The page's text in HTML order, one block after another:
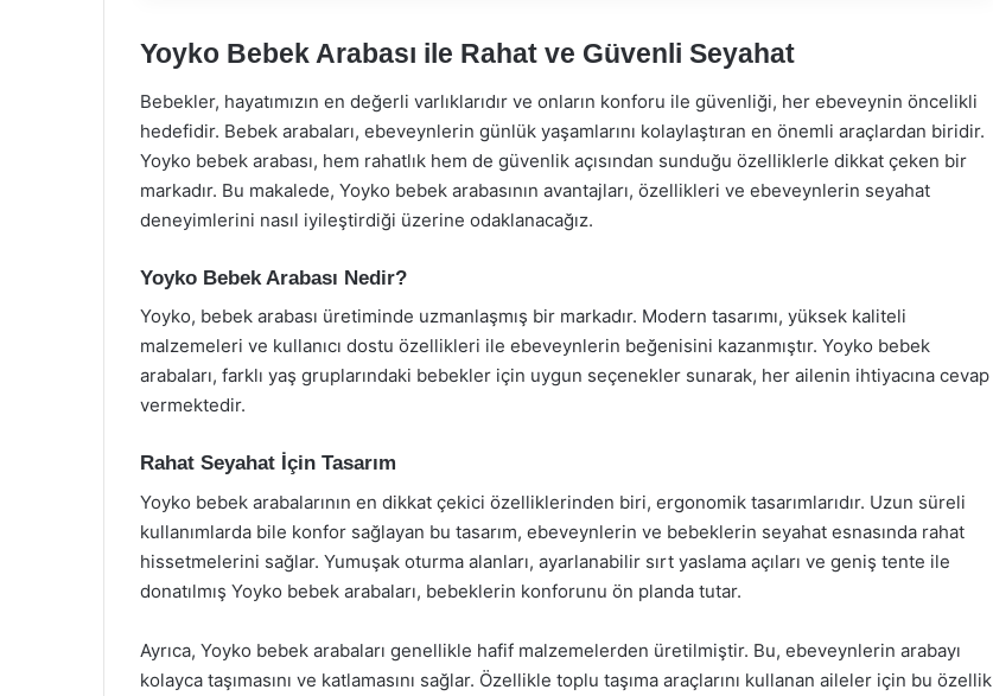
Yoyko Bebek Arabası ile Rahat ve Güvenli Seyahat
Bebekler, hayatımızın en değerli varlıklarıdır ve onların konforu ile güvenliği, her ebeveynin öncelikli
hedefidir. Bebek arabaları, ebeveynlerin günlük yaşamlarını kolaylaştıran en önemli araçlardan biridir.
Yoyko bebek arabası, hem rahatlık hem de güvenlik açısından sunduğu özelliklerle dikkat çeken bir
markadır. Bu makalede, Yoyko bebek arabasının avantajları, özellikleri ve ebeveynlerin seyahat
deneyimlerini nasıl iyileştirdiği üzerine odaklanacağız.
Yoyko Bebek Arabası Nedir?
Yoyko, bebek arabası üretiminde uzmanlaşmış bir markadır. Modern tasarımı, yüksek kaliteli
malzemeleri ve kullanıcı dostu özellikleri ile ebeveynlerin beğenisini kazanmıştır. Yoyko bebek
arabaları, farklı yaş gruplarındaki bebekler için uygun seçenekler sunarak, her ailenin ihtiyacına cevap
vermektedir.
Rahat Seyahat İçin Tasarım
Yoyko bebek arabalarının en dikkat çekici özelliklerinden biri, ergonomik tasarımlarıdır. Uzun süreli
kullanımlarda bile konfor sağlayan bu tasarım, ebeveynlerin ve bebeklerin seyahat esnasında rahat
hissetmelerini sağlar. Yumuşak oturma alanları, ayarlanabilir sırt yaslama açıları ve geniş tente ile
donatılmış Yoyko bebek arabaları, bebeklerin konforunu ön planda tutar.
Ayrıca, Yoyko bebek arabaları genellikle hafif malzemelerden üretilmiştir. Bu, ebeveynlerin arabayı
kolayca taşımasını ve katlamasını sağlar. Özellikle toplu taşıma araçlarını kullanan aileler için bu özellik